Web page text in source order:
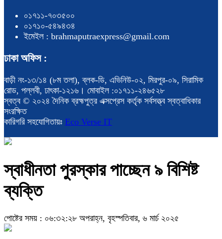
০১৭১১-৭০৩৫০০
০১৭১০-৫৪৯৪৩৪
ইমেইল : brahmaputraexpress@gmail.com
ঢাকা অফিস :
বাড়ী নং-১৩/১৪ (৮ম তলা), ব্লক-ডি, এভিনিউ-০২, মিরপুর-০৯, সিরামিক
রোড, পল্লবী, ঢাৎকা-১২১৬। মোবাইল :০১৭১১-২৪৬৫২৮
স্বত্ব © ২০২৪ দৈনিক ব্রহ্মপুত্র এক্সপ্রেস কর্তৃক সর্বসত্ত্ব স্বত্বাধিকার
সংরক্ষিত
কারিগরি সহযোগিতায়ঃ Eco Verse IT
স্বাধীনতা পুরস্কার পাচ্ছেন ৯ বিশিষ্ট
ব্যক্তি
পোষ্টের সময় : ০৬:৩২:২৮ অপরাহ্ন, বৃহস্পতিবার, ৬ মার্চ ২০২৫